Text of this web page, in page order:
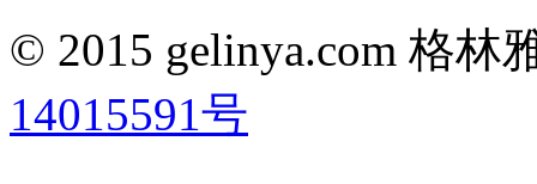
© 2015 gelinya.com 格
14015591号